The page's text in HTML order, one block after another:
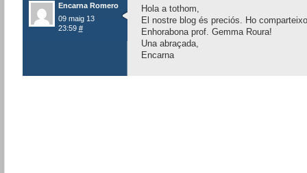
Encarna Romero
09 maig 13
23:59 #
Hola a tothom,
El nostre blog és preciós. Ho
Enhorabona prof. Gemma Roura!
Una abraçada,
Encarna